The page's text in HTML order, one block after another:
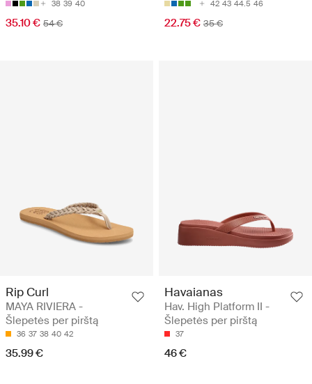
38 39 40
35.10 € 54 €
42 43 44.5 46
22.75 € 35 €
Rip Curl
MAYA RIVIERA -
Šlepetės per pirštą
36 37 38 40 42
35.99 €
Havaianas
Hav. High Platform II -
Šlepetės per pirštą
37
46 €